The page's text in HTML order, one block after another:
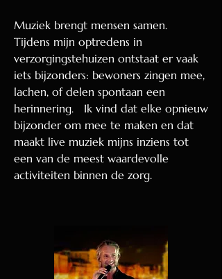
Muziek brengt mensen samen.
Tijdens mijn optredens in
verzorgingstehuizen ontstaat er vaak
iets bijzonders: bewoners zingen mee,
lachen, of delen spontaan een
herinnering. Ik vind dat elke opnieuw
bijzonder om mee te maken en dat
maakt live muziek mijns inziens tot
een van de meest waardevolle
activiteiten binnen de zorg.